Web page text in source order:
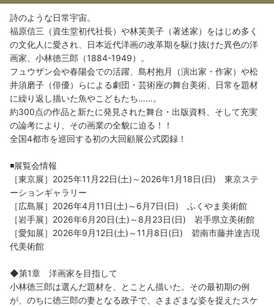
詩のような日常宇宙。
福原信三（資生堂初代社長）や林芙美子（著述家）をはじめ多く
の文化人に愛され、日本近代洋画の改革期を駆け抜けた異色の洋
画家、小林徳三郎（1884-1949）。
フュウザン会や春陽会での活躍、島村抱月（演出家・作家）や松
井須磨子（俳優）らによる劇団・芸術座の舞台美術、日常を題材
に繰り返し描いた魚やこどもたち……。
約300点の作品と新たに発見された舞台・出版資料、そして充実
の論考により、その画業の全貌に迫る！！
全国4都市を巡回する初の大回顧展公式図録！
◾️展覧会情報
［東京展］2025年11月22日(土)～2026年1月18日(日) 東京ステ
ーションギャラリー
［広島展］2026年4月11日(土)～6月7日(日) ふくやま美術館
［岩手展］2026年6月20日(土)～8月23日(日) 岩手県立美術館
［愛知展］2026年9月12日(土)～11月8日(日) 碧南市藤井達吉現
代美術館
◆第1章 洋画家を目指して
小林徳三郎は選んだ題材を、とことん描いた。その最初期の例
が、のちに徳三郎の妻となる政子で、さまざまな姿を捉えたスケ